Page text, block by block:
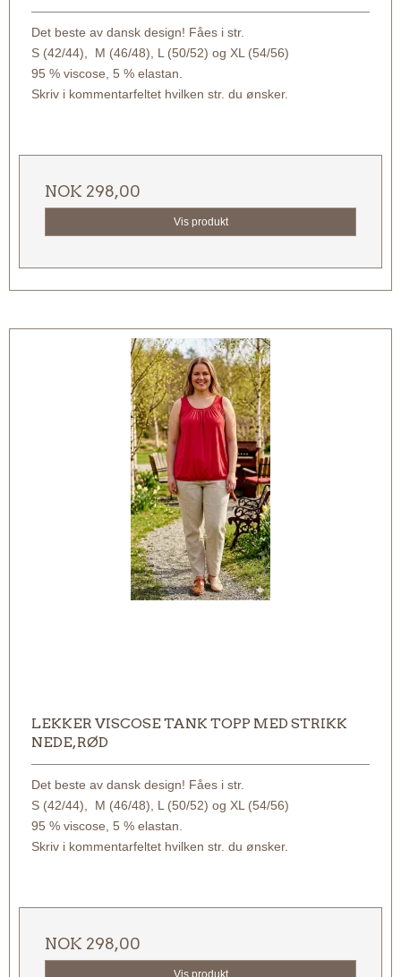
Det beste av dansk design! Fåes i str.
S (42/44), M (46/48), L (50/52) og XL (54/56)
95 % viscose, 5 % elastan.
Skriv i kommentarfeltet hvilken str. du ønsker.
NOK 298,00
Vis produkt
LEKKER VISCOSE TANK TOPP MED STRIKK
NEDE, RØD
Det beste av dansk design! Fåes i str.
S (42/44), M (46/48), L (50/52) og XL (54/56)
95 % viscose, 5 % elastan.
Skriv i kommentarfeltet hvilken str. du ønsker.
NOK 298,00